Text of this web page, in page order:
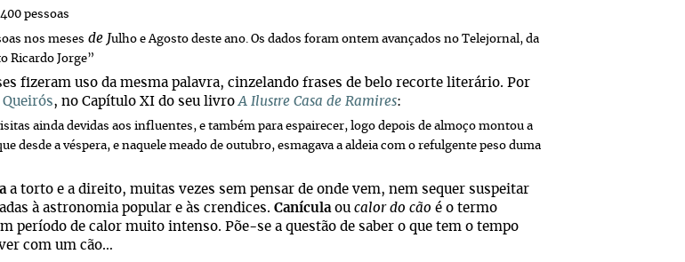
pessoas
nos meses de Julho e Agosto deste ano. Os dados foram ontem avançados no Telejornal, da
Ricardo Jorge”
fizeram uso da mesma palavra, cinzelando frases de belo recorte literário. Por
Queirós, no Capítulo XI do seu livroA Ilustre Casa de Ramires:
ainda devidas aos influentes, e também para espairecer, logo depois de almoço montou a
desde a véspera, e naquele meado de outubro, esmagava a aldeia com o refulgente peso duma
a torto e a direito, muitas vezes sem pensar de onde vem, nem sequer suspeitar
à astronomia popular e às crendices. Canículaou calor do cão é o termo
período de calor muito intenso. Põe-se a questão de saber o que tem o tempo
com um cão…